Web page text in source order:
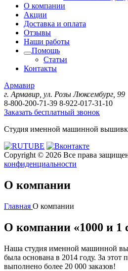
О компании
Акции
Доставка и оплата
Отзывы
Наши работы
Помощь
Статьи
Контакты
Армавир
г. Армавир, ул. Розы Люксембург, 99
8-800-200-71-39 8-922-017-31-10
Заказать бесплатный звонок
Студия именной машинной
Copyright © 2026 Все права
конфиденциальности
О компании
Главная О компании
О компании «1000 и 1
Наша студия именной машинной
была основана в 2014 году. За этот
выполнено более 20 000 заказов!